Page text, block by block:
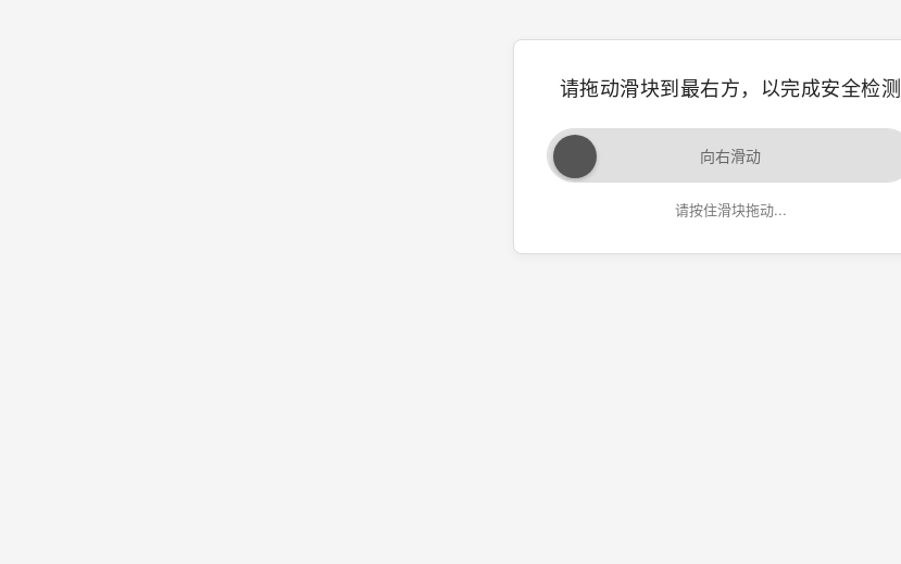
请拖动滑块到最右方，以完成安全检测
向右滑动
请按住滑块拖动...